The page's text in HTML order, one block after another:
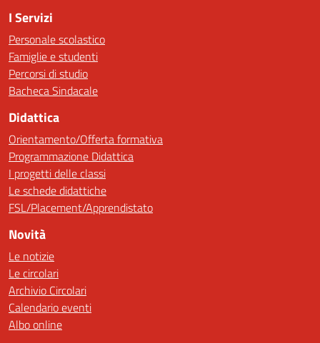
I Servizi
Personale scolastico
Famiglie e studenti
Percorsi di studio
Bacheca Sindacale
Didattica
Orientamento/Offerta formativa
Programmazione Didattica
I progetti delle classi
Le schede didattiche
FSL/Placement/Apprendistato
Novità
Le notizie
Le circolari
Archivio Circolari
Calendario eventi
Albo online